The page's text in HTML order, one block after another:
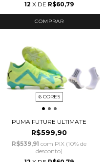
12 X DE R$60,79
COMPRAR
6 CORES
PUMA FUTURE ULTIMATE
R$599,90
R$539,91 com PIX (10% de
desconto)